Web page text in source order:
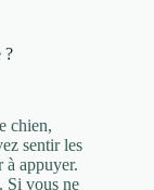
?
chien,
sentir les
à appuyer.
Si vous ne